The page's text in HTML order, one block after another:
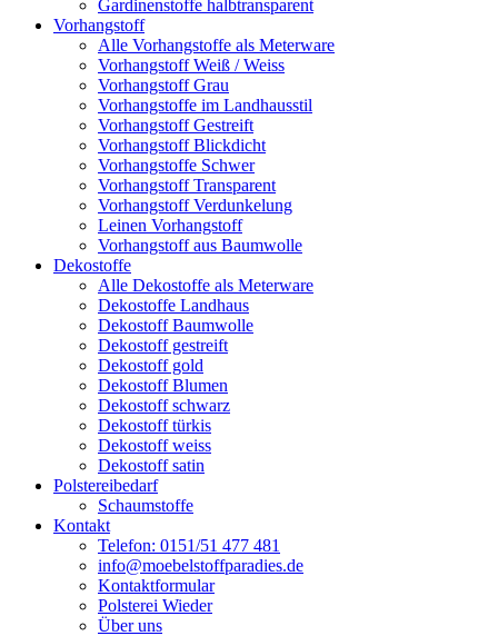
Gardinenstoffe halbtransparent
Vorhangstoff
Alle Vorhangstoffe als Meterware
Vorhangstoff Weiß / Weiss
Vorhangstoff Grau
Vorhangstoffe im Landhausstil
Vorhangstoff Gestreift
Vorhangstoff Blickdicht
Vorhangstoffe Schwer
Vorhangstoff Transparent
Vorhangstoff Verdunkelung
Leinen Vorhangstoff
Vorhangstoff aus Baumwolle
Dekostoffe
Alle Dekostoffe als Meterware
Dekostoffe Landhaus
Dekostoff Baumwolle
Dekostoff gestreift
Dekostoff gold
Dekostoff Blumen
Dekostoff schwarz
Dekostoff türkis
Dekostoff weiss
Dekostoff satin
Polstereibedarf
Schaumstoffe
Kontakt
Telefon: 0151/51 477 481
info@moebelstoffparadies.de
Kontaktformular
Polsterei Wieder
Über uns